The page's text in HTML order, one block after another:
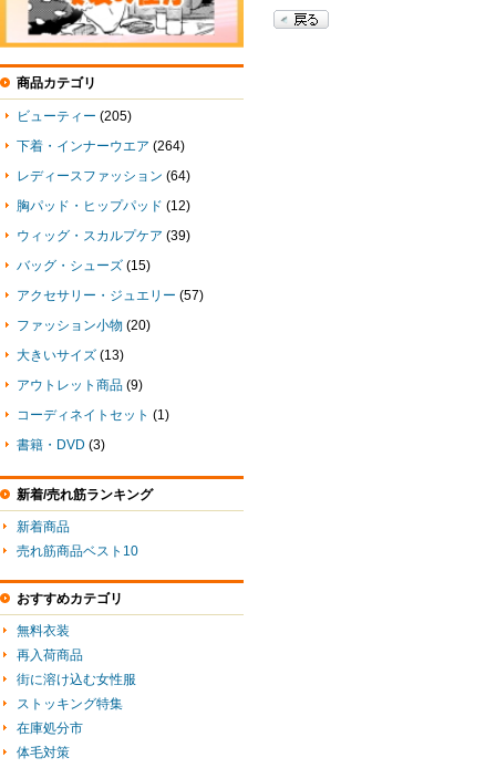
商品カテゴリ
ビューティー (205)
下着・インナーウエア (264)
レディースファッション (64)
胸パッド・ヒップパッド (12)
ウィッグ・スカルプケア (39)
バッグ・シューズ (15)
アクセサリー・ジュエリー (57)
ファッション小物 (20)
大きいサイズ (13)
アウトレット商品 (9)
コーディネイトセット (1)
書籍・DVD (3)
新着/売れ筋ランキング
新着商品
売れ筋商品ベスト10
おすすめカテゴリ
無料衣装
再入荷商品
街に溶け込む女性服
ストッキング特集
在庫処分市
体毛対策